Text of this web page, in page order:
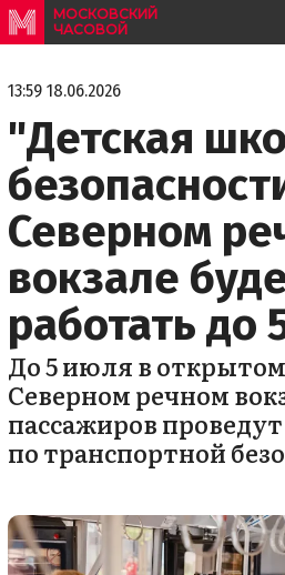
МОСКОВСКИЙ
ЧАСОВОЙ
13:59 18.06.2026
"Детская
Северном
вокзале
работать до
До 5 июля в
Северном речном
пассажиров
по транспортной